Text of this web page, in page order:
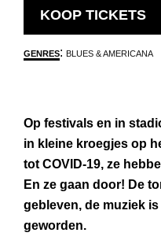
KOOP TICKETS
IN
GENRES: BLUES & AMERICANA
Op festivals en in
in kleine kroegjes op
tot COVID-19, ze
En ze gaan door! De
gebleven, de muziek
geworden.